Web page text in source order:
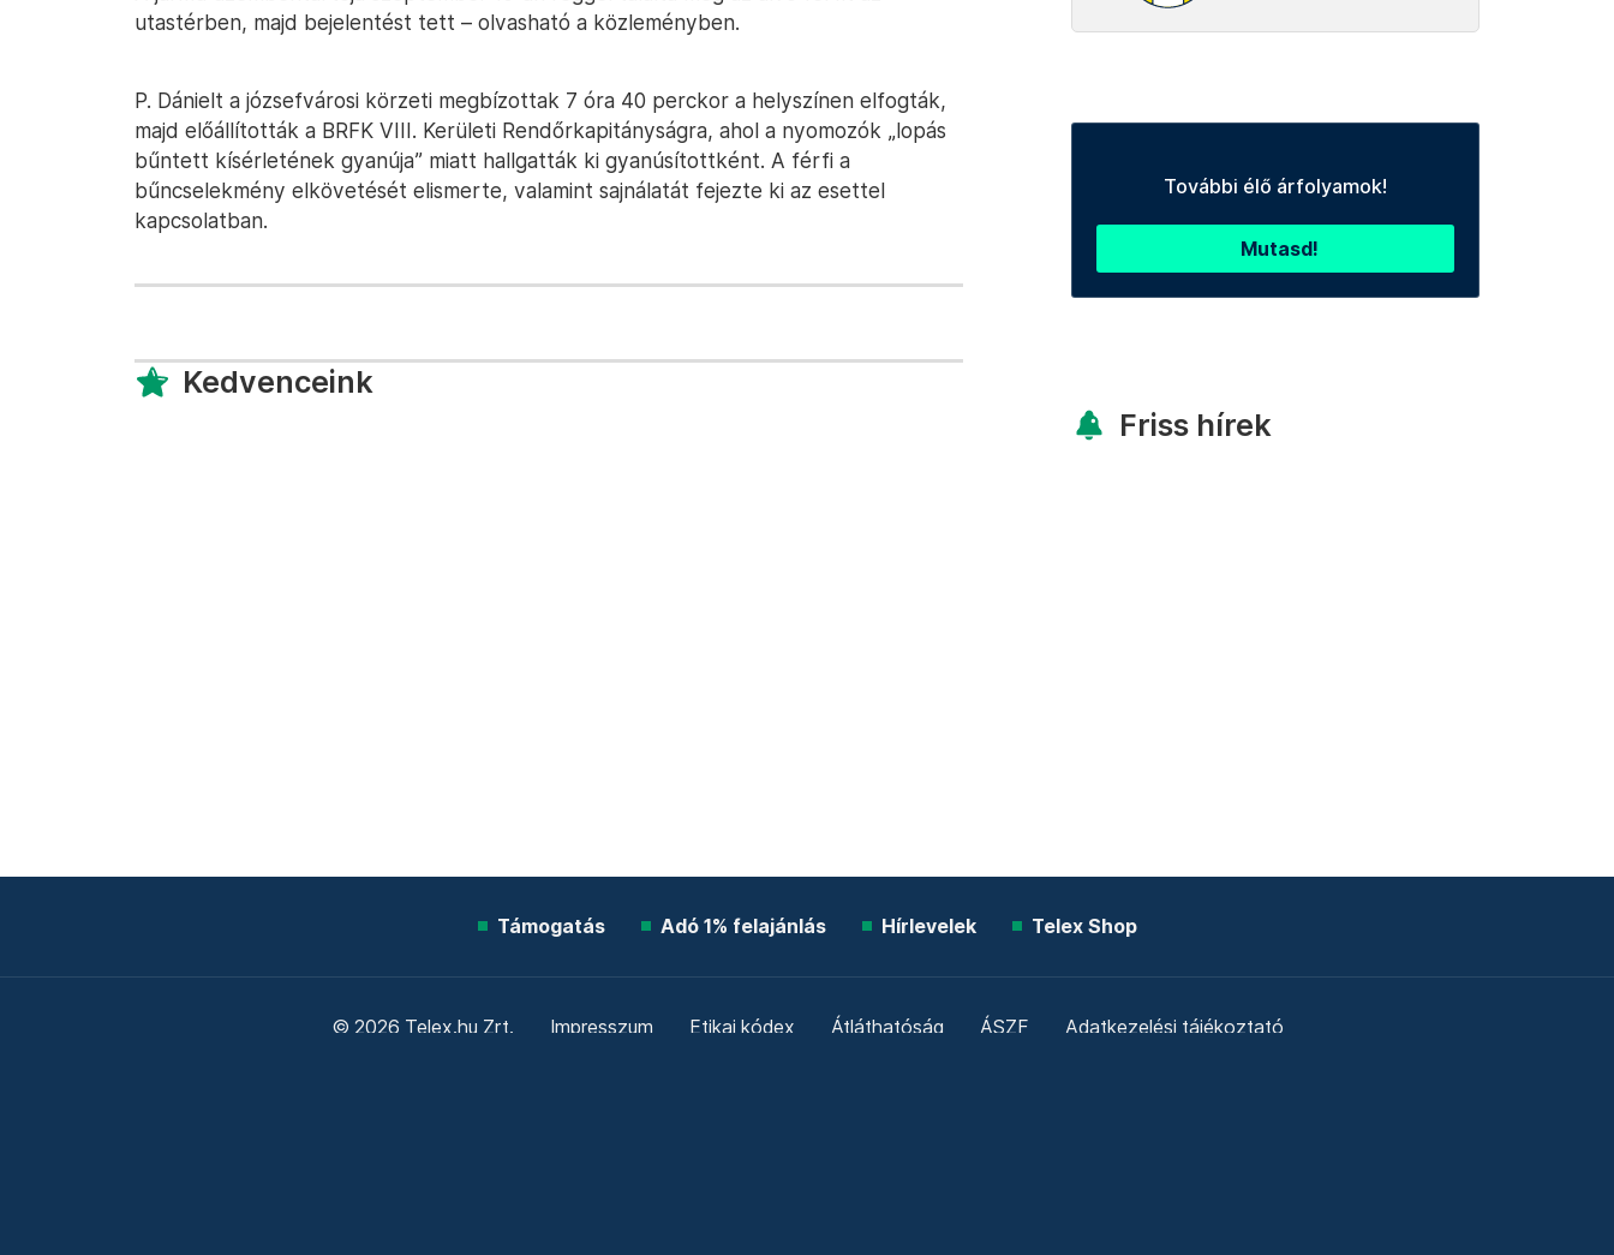
utastérben, majd bejelentést tett – olvasható a közleményben.
P. Dánielt a józsefvárosi körzeti megbízottak 7 óra 40 perckor a helyszínen elfogták,
majd előállították a BRFK VIII. Kerületi Rendőrkapitányságra, ahol a nyomozók „lopás
bűntett kísérletének gyanúja” miatt hallgatták ki gyanúsítottként. A férfi a
bűncselekmény elkövetését elismerte, valamint sajnálatát fejezte ki az esettel
kapcsolatban.
Kedvenceink
További élő árfolyamok!
Mutasd!
Friss hírek
Támogatás Adó 1% felajánlás Hírlevelek Telex Shop
© 2026 Telex.hu Zrt. Impresszum Etikai kódex Átláthatóság ÁSZF Adatkezelési tájékoztató